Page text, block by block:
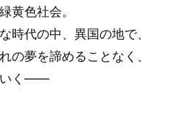
黄色社会。
時代の中、異国の地で、
の夢を諦めることなく、
いく――